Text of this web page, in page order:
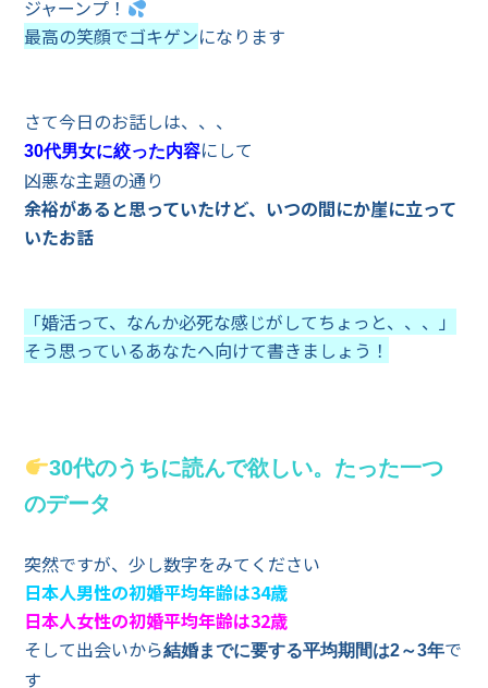
ジャーンプ！
最高の笑顔でゴキゲンになります
さて今日のお話しは、、、
30代男女に絞った内容にして
凶悪な主題の通り
余裕があると思っていたけど、いつの間にか崖に立って
いたお話
「婚活って、なんか必死な感じがしてちょっと、、、」
そう思っているあなたへ向けて書きましょう！
30代のうちに読んで欲しい。たった一つ
のデータ
突然ですが、少し数字をみてください
日本人男性の初婚平均年齢は34歳
日本人女性の初婚平均年齢は32歳
そして出会いから結婚までに要する平均期間は2～3年で
す